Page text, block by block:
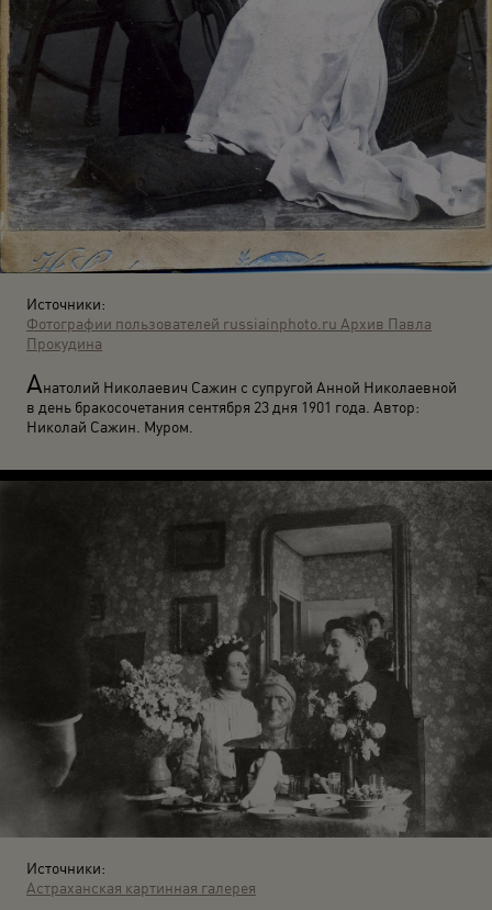
Источники:
Фотографии пользователей russiainphoto.ru Архив Павла
Прокудина
Анатолий Николаевич Сажин с супругой Анной Николаевной
в день бракосочетания сентября 23 дня 1901 года. Автор:
Николай Сажин. Муром.
Источники:
Астраханская картинная галерея